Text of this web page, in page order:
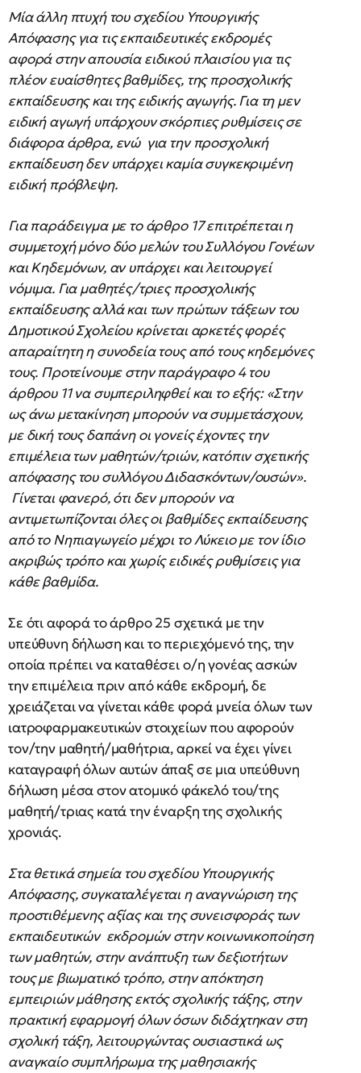
Μία άλλη πτυχή του σχεδίου Υπουργικής
Απόφασης για τις εκπαιδευτικές εκδρομές
αφορά στην απουσία ειδικού πλαισίου για τις
πλέον ευαίσθητες βαθμίδες, της προσχολικής
εκπαίδευσης και της ειδικής αγωγής. Για τη μεν
ειδική αγωγή υπάρχουν σκόρπιες ρυθμίσεις σε
διάφορα άρθρα, ενώ για την προσχολική
εκπαίδευση δεν υπάρχει καμία συγκεκριμένη
ειδική πρόβλεψη.
Για παράδειγμα με το άρθρο 17 επιτρέπεται η
συμμετοχή μόνο δύο μελών του Συλλόγου Γονέων
και Κηδεμόνων, αν υπάρχει και λειτουργεί
νόμιμα. Για μαθητές/τριες προσχολικής
εκπαίδευσης αλλά και των πρώτων τάξεων του
Δημοτικού Σχολείου κρίνεται αρκετές φορές
απαραίτητη η συνοδεία τους από τους κηδεμόνες
τους. Προτείνουμε στην παράγραφο 4 του
άρθρου 11 να συμπεριληφθεί και το εξής: «Στην
ως άνω μετακίνηση μπορούν να συμμετάσχουν,
με δική τους δαπάνη οι γονείς έχοντες την
επιμέλεια των μαθητών/τριών, κατόπιν σχετικής
απόφασης του συλλόγου Διδασκόντων/ουσών».
Γίνεται φανερό, ότι δεν μπορούν να
αντιμετωπίζονται όλες οι βαθμίδες εκπαίδευσης
από το Νηπιαγωγείο μέχρι το Λύκειο με τον ίδιο
ακριβώς τρόπο και χωρίς ειδικές ρυθμίσεις για
κάθε βαθμίδα.
Σε ότι αφορά το άρθρο 25 σχετικά με την
υπεύθυνη δήλωση και το περιεχόμενό της, την
οποία πρέπει να καταθέσει ο/η γονέας ασκών
την επιμέλεια πριν από κάθε εκδρομή, δε
χρειάζεται να γίνεται κάθε φορά μνεία όλων των
ιατροφαρμακευτικών στοιχείων που αφορούν
τον/την μαθητή/μαθήτρια, αρκεί να έχει γίνει
καταγραφή όλων αυτών άπαξ σε μια υπεύθυνη
δήλωση μέσα στον ατομικό φάκελό του/της
μαθητή/τριας κατά την έναρξη της σχολικής
χρονιάς.
Στα θετικά σημεία του σχεδίου Υπουργικής
Απόφασης, συγκαταλέγεται η αναγνώριση της
προστιθέμενης αξίας και της συνεισφοράς των
εκπαιδευτικών εκδρομών στην κοινωνικοποίηση
των μαθητών, στην ανάπτυξη των δεξιοτήτων
τους με βιωματικό τρόπο, στην απόκτηση
εμπειριών μάθησης εκτός σχολικής τάξης, στην
πρακτική εφαρμογή όλων όσων διδάχτηκαν στη
σχολική τάξη, λειτουργώντας ουσιαστικά ως
αναγκαίο συμπλήρωμα της μαθησιακής